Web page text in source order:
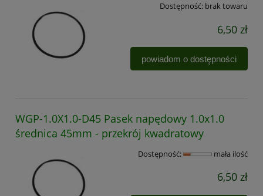
Dostępność: brak towaru
6,50 zł
powiadom o dostępności
WGP-1.0X1.0-D45 Pasek napędowy 1.0x1.0
średnica 45mm - przekrój kwadratowy
Dostępność: mała ilość
6,50 zł